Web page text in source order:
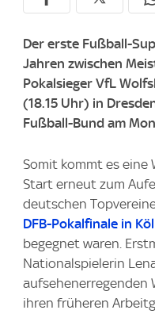
Der erste Fußball-
Jahren zwischen
Pokalsieger VfL
(18.15 Uhr) in
Fußball-Bund am
Somit kommt es eine
Start erneut zum
deutschen
DFB-Pokalfinale in
begegnet waren.
Nationalspielerin
aufsehenerregenden
ihren früheren